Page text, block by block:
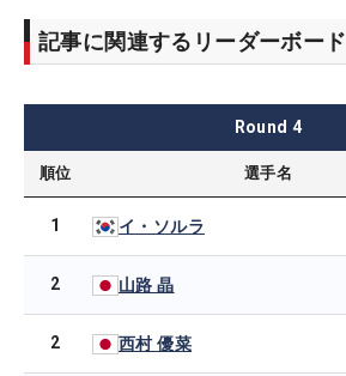
記事に関連するリーダーボード
Round 4
順位 選手名
1 イ・ソルラ
2 山路 晶
2 西村 優菜